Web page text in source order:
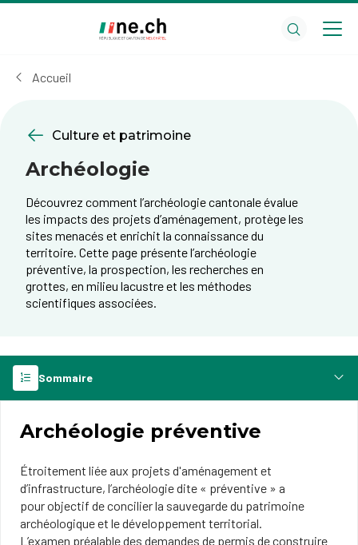
cookies
Accueil
Culture et patrimoine
Archéologie
Découvrez comment l’archéologie cantonale évalue
les impacts des projets d’aménagement, protège les
sites menacés et enrichit la connaissance du
territoire. Cette page présente l’archéologie
préventive, la prospection, les recherches en
grottes, en milieu lacustre et les méthodes
scientifiques associées.
Sommaire
Archéologie préventive
Étroitement liée aux projets d'aménagement et
d’infrastructure, l’archéologie dite « préventive » a
pour objectif de concilier la sauvegarde du patrimoine
archéologique et le développement territorial.
L’examen préalable des demandes de permis de construire